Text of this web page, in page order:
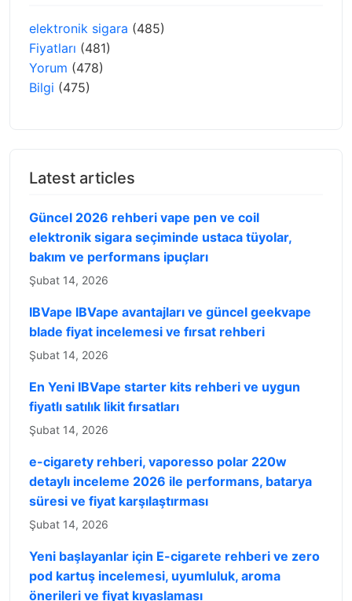
elektronik sigara (485)
Fiyatları (481)
Yorum (478)
Bilgi (475)
Latest articles
Güncel 2026 rehberi vape pen ve coil
elektronik sigara seçiminde ustaca tüyolar,
bakım ve performans ipuçları
Şubat 14, 2026
IBVape IBVape avantajları ve güncel geekvape
blade fiyat incelemesi ve fırsat rehberi
Şubat 14, 2026
En Yeni IBVape starter kits rehberi ve uygun
fiyatlı satılık likit fırsatları
Şubat 14, 2026
e-cigarety rehberi, vaporesso polar 220w
detaylı inceleme 2026 ile performans, batarya
süresi ve fiyat karşılaştırması
Şubat 14, 2026
Yeni başlayanlar için E-cigarete rehberi ve zero
pod kartuş incelemesi, uyumluluk, aroma
önerileri ve fiyat kıyaslaması